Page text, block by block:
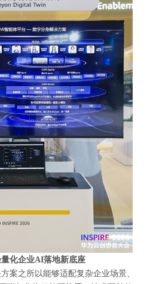
化企业AI落地新底座
案之所以能够适配复杂企业场景、